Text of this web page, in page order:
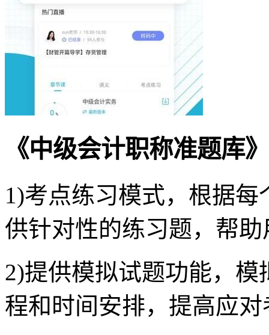
《中级会计职称准题库
1)考点练习模式，根据
供针对性的练习题，帮
2)提供模拟试题功能，
程和时间安排，提高应